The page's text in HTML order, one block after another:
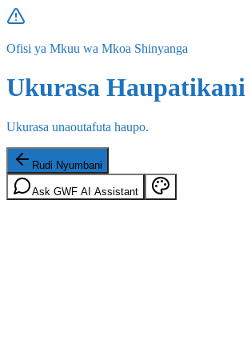
Ofisi ya Mkuu wa Mkoa Shinyanga
Ukurasa Haupatikani
Ukurasa unaoutafuta haupo.
Rudi Nyumbani
Ask GWF AI Assistant